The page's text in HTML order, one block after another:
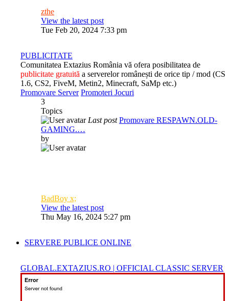
zthe
View the latest post
Tue Feb 20, 2024 7:33 pm
PUBLICITATE
Comunitatea Extazius România vă ofera posibilitatea de
publicitate gratuită a serverelor românești de orice tip / mod (CS
1.6, CS2, FiveM, Metin2, Minecraft, SaMp etc.)
Promovare Server Promoteri Jocuri
3
Topics
Last post Promovare RESPAWN.OLD-
GAMING.…
by
BadBoy x;
View the latest post
Thu May 16, 2024 5:27 pm
SERVERE PUBLICE ONLINE
GLOBAL.EXTAZIUS.RO | OFFICIAL CLASSIC SERVER